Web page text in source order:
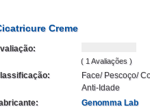
Creme
( 1 Avaliações )
Face/ Pescoço/
Anti-Idade
Genomma Lab